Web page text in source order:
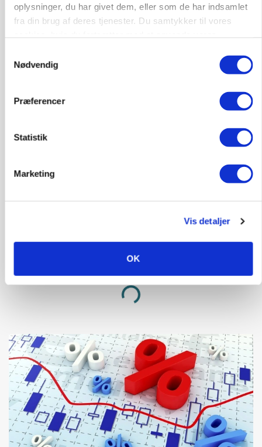
oplysninger, du har givet dem, eller som de har indsamlet
fra din brug af deres tjenester. Du samtykker til vores
Nødvendig
Præferencer
Statistik
Marketing
Vis detaljer
OK
beskeden start til store drømme
Befriende, at topredaktør erkender, hun er
blevet klogere. Det kunne vi alle lære af
Annonce
Loading...